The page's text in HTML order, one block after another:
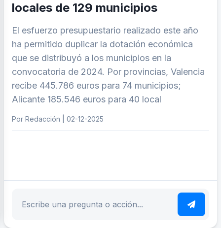
locales de 129 municipios
El esfuerzo presupuestario realizado este año
ha permitido duplicar la dotación económica
que se distribuyó a los municipios en la
convocatoria de 2024. Por provincias, Valencia
recibe 445.786 euros para 74 municipios;
Alicante 185.546 euros para 40 local
Por Redacción | 02-12-2025
Escribe tu pregunta